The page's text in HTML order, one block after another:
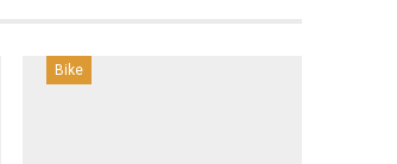
Bike